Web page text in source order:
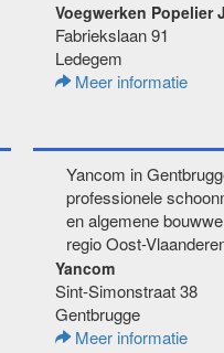
Voegwerken Popelier
Fabriekslaan 91
Ledegem
Meer informatie
Yancom in
professionele
en algemene
regio Oost-
Yancom
Sint-Simonstraat 38
Gentbrugge
Meer informatie